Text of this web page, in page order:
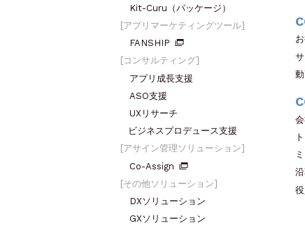
Kit-Curu（パッケージ）
アプリマーケティングツール
FANSHIP
コンサルティング
アプリ成長支援
ASO支援
UXリサーチ
ビジネスプロデュース支援
アサイン管理ソリューション
Co-Assign
その他ソリューション
DXソリューション
GXソリューション